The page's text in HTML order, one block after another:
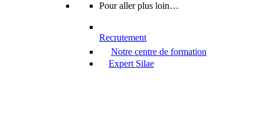
Pour aller plus loin…
Recrutement
Notre centre de formation
Expert Silae